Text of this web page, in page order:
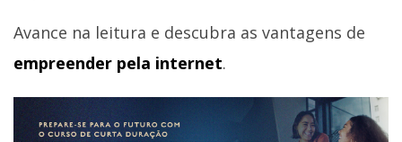
Avance na leitura e descubra as vantagens de
empreender pela internet.